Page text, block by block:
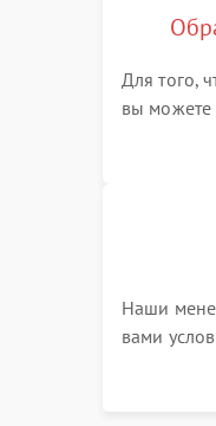
Для того,
вы можете
номер
Наши
вами